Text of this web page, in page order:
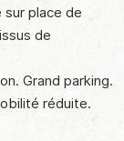
sur place de
de
Grand parking.
réduite.